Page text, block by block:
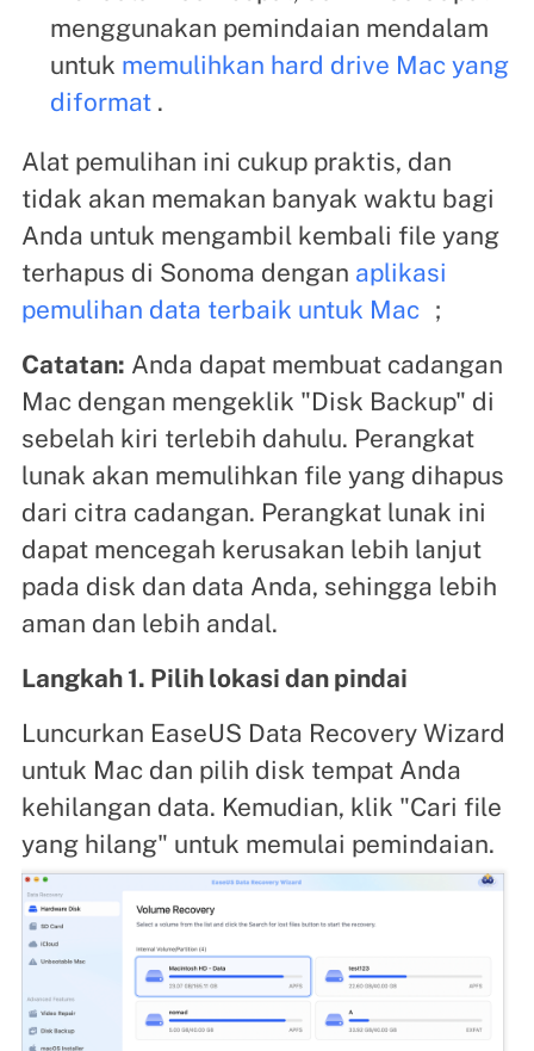
menggunakan pemindaian mendalam
untuk memulihkan hard drive Mac yang
diformat.
Alat pemulihan ini cukup praktis, dan
tidak akan memakan banyak waktu bagi
Anda untuk mengambil kembali file yang
terhapus di Sonoma dengan aplikasi
pemulihan data terbaik untuk Mac；
Catatan: Anda dapat membuat cadangan
Mac dengan mengeklik "Disk Backup" di
sebelah kiri terlebih dahulu. Perangkat
lunak akan memulihkan file yang dihapus
dari citra cadangan. Perangkat lunak ini
dapat mencegah kerusakan lebih lanjut
pada disk dan data Anda, sehingga lebih
aman dan lebih andal.
Langkah 1. Pilih lokasi dan pindai
Luncurkan EaseUS Data Recovery Wizard
untuk Mac dan pilih disk tempat Anda
kehilangan data. Kemudian, klik "Cari file
yang hilang" untuk memulai pemindaian.